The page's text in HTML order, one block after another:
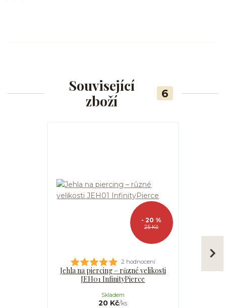
Související
zboží
6
25 Kč
- 20 %
2 hodnocení
Jehla na piercing – různé velikosti
JEH01 InfinityPierce
20 Kč/ks
Skladem